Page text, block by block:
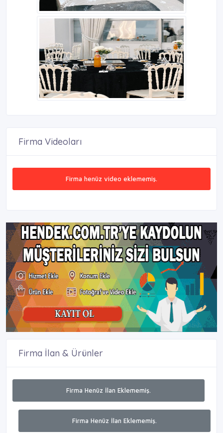
Firma henüz video eklememiş.
Firma Henüz İlan Eklememiş.
Firma Henüz İlan Eklememiş.